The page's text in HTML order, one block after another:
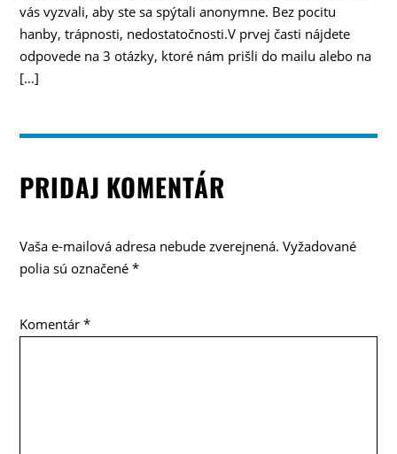
vás vyzvali, aby ste sa spýtali anonymne. Bez pocitu
hanby, trápnosti, nedostatočnosti.V prvej časti nájdete
odpovede na 3 otázky, ktoré nám prišli do mailu alebo na
[…]
PRIDAJ KOMENTÁR
Vaša e-mailová adresa nebude zverejnená. Vyžadované
polia sú označené*
Komentár*